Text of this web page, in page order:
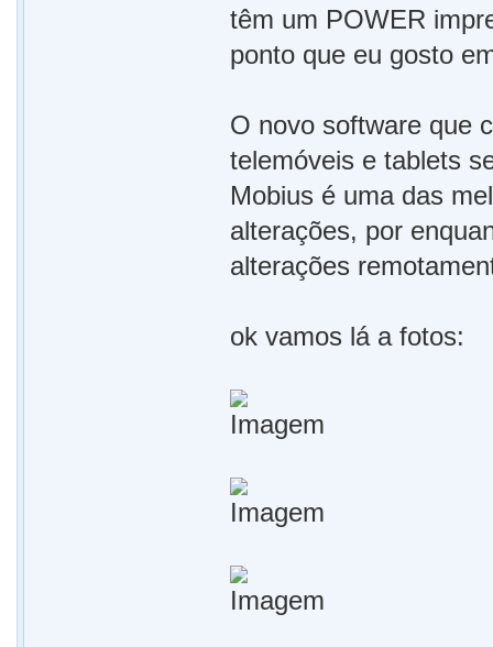
têm um POWER
ponto que eu gosto
O novo software que
telemóveis e tablets
Mobius é uma das
alterações, por
alterações
ok vamos lá a fotos: